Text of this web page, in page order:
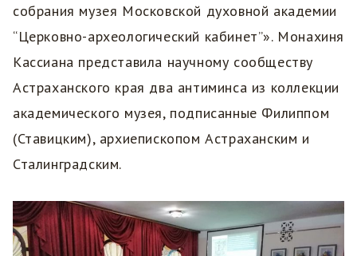
собрания музея Московской духовной академии
“Церковно-археологический кабинет”». Монахиня
Кассиана представила научному сообществу
Астраханского края два антиминса из коллекции
академического музея, подписанные Филиппом
(Ставицким), архиепископом Астраханским и
Сталинградским.